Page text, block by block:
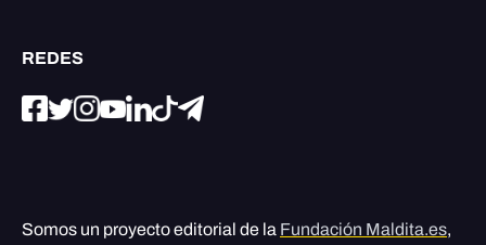
REDES
Somos un proyecto editorial de la Fundación Maldita.es,